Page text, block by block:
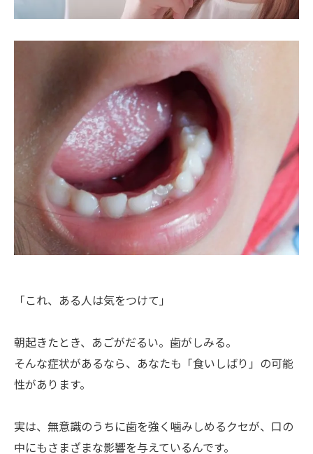
「これ、ある人は気をつけて」
朝起きたとき、あごがだるい。歯がしみる。
そんな症状があるなら、あなたも「食いしばり」の可能
性があります。
実は、無意識のうちに歯を強く噛みしめるクセが、口の
中にもさまざまな影響を与えているんです。